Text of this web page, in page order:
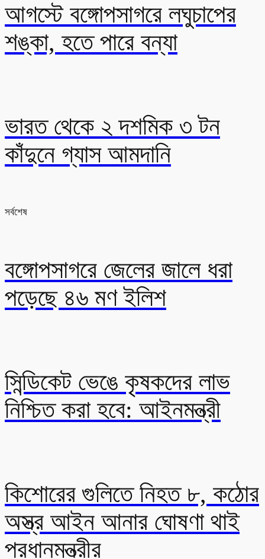
আগস্টে বঙ্গোপসাগরে লঘুচাপের
শঙ্কা, হতে পারে বন্যা
ভারত থেকে ২ দশমিক ৩ টন
কাঁদুনে গ্যাস আমদানি
সর্বশেষ
বঙ্গোপসাগরে জেলের জালে ধরা
পড়েছে ৪৬ মণ ইলিশ
সিন্ডিকেট ভেঙে কৃষকদের লাভ
নিশ্চিত করা হবে: আইনমন্ত্রী
কিশোরের গুলিতে নিহত ৮, কঠোর
অস্ত্র আইন আনার ঘোষণা থাই
প্রধানমন্ত্রীর